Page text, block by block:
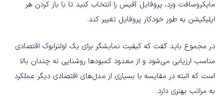
مایکروسافت ورد، پروفایل آفیس را انتخاب کنید تا با باز کردن هر
اپلیکیشن به طور خودکار پروفایل تغییر کند.
در مجموع باید گفت که کیفیت نمایشگر برای یک اولترابوک اقتصادی
مناسب ارزیابی می‌شود و از معدود کمبودها‌ روشنایی نه چندان بالا
است که البته در مقایسه با بسیاری از مدل‌های اقتصادی دیگر عملکرد
به مراتب بهتری دارد.